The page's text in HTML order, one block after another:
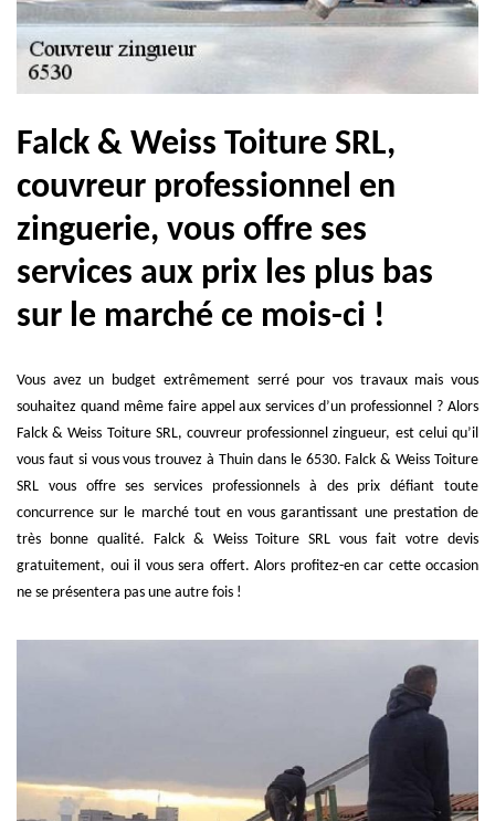
Falck & Weiss Toiture SRL,
couvreur professionnel en
zinguerie, vous offre ses
services aux prix les plus bas
sur le marché ce mois-ci !
Vous avez un budget extrêmement serré pour vos travaux mais vous
souhaitez quand même faire appel aux services d’un professionnel ? Alors
Falck & Weiss Toiture SRL, couvreur professionnel zingueur, est celui qu’il
vous faut si vous vous trouvez à Thuin dans le 6530. Falck & Weiss Toiture
SRL vous offre ses services professionnels à des prix défiant toute
concurrence sur le marché tout en vous garantissant une prestation de
très bonne qualité. Falck & Weiss Toiture SRL vous fait votre devis
gratuitement, oui il vous sera offert. Alors profitez-en car cette occasion
ne se présentera pas une autre fois !